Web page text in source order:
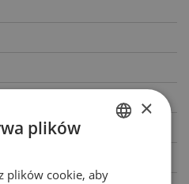
ENGLISH
×
plików
plików cookie, aby